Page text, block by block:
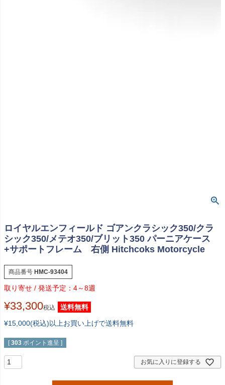
ロイヤルエンフィールド ゴアンクラシック350/クラ
シック350/メテオ350/ブリット350 パーニアケース
+サポートフレーム 右側 Hitchcoks Motorcycle
商品番号 HMC-93404
4～8週
¥33,300税込
送料無料
¥15,000(税込)以上お買い上げで送料無料
[ 303 ポイント進呈 ]
お気に入りに登録する